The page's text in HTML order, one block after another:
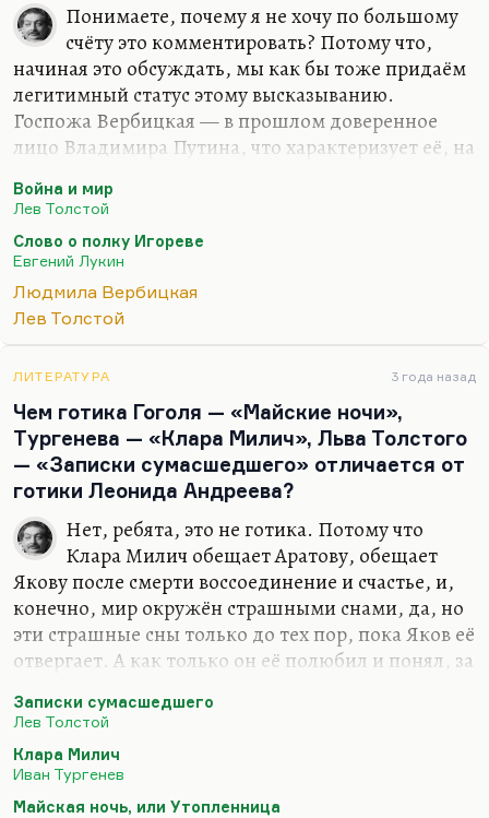
Понимаете, почему я не хочу по большому
счёту это комментировать? Потому что,
начиная это обсуждать, мы как бы тоже придаём
легитимный статус этому высказыванию.
Госпожа Вербицкая — в прошлом доверенное
лицо Владимира Путина, что характеризует её, на
время возглавляла Санкт-Петербургский
что-нибудь подобное, об этом бы стоило
говорить. Но сейчас она человек очень далёкий от
преподавания, от педагогики, от новейших
тенденций в этом вопросе. Я не понимаю, почему
который вообще утратил уже давно контакт с
реальностью современной педагогики.
Ну не…
Война и мир
Лев Толстой
Слово о полку Игореве
Евгений Лукин
Людмила Вербицкая
Лев Толстой
ЛИТЕРАТУРА 3 года назад
Чем готика Гоголя — «Майские ночи»,
Тургенева — «Клара Милич», Льва Толстого
— «Записки сумасшедшего» отличается от
готики Леонида Андреева?
Нет, ребята, это не готика. Потому что
Клара Милич обещает Аратову, обещает
Якову после смерти воссоединение и счастье, и,
конечно, мир окружён страшными снами, да, но
эти страшные сны только до тех пор, пока Яков её
отвергает. А как только он её полюбил и понял, за
улыбку на его лице, с которой, собственно,
ночь». Конечно, мир Гоголя страшный мир, и в
конце концов Гоголь в этот страх провалился. Но
Записки сумасшедшего
Лев Толстой
Клара Милич
Иван Тургенев
Майская ночь, или Утопленница